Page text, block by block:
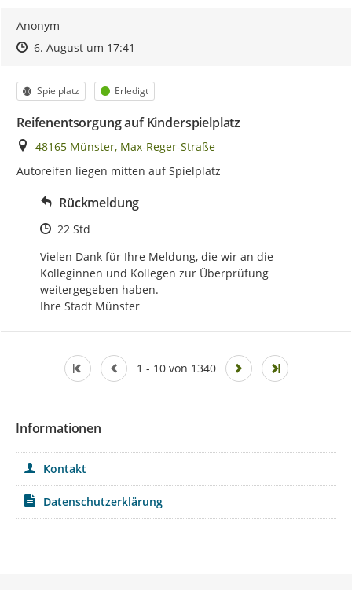
Anonym
Zeitpunkt des Erstellens
Zeitpunkt des Erstellens
6. August um 17:41
Kategorie
Spielplatz Status
Erledigt
Reifenentsorgung auf Kinderspielplatz
Ort
48165 Münster, Max-Reger-Straße
Autoreifen liegen mitten auf Spielplatz
Rückmeldung
Zeitpunkt des Erstellens
22 Std
Vielen Dank für Ihre Meldung, die wir an die
Kolleginnen und Kollegen zur Überprüfung
weitergegeben haben.
Ihre Stadt Münster
1 - 10 von 1340
Informationen
Kontakt
Datenschutzerklärung